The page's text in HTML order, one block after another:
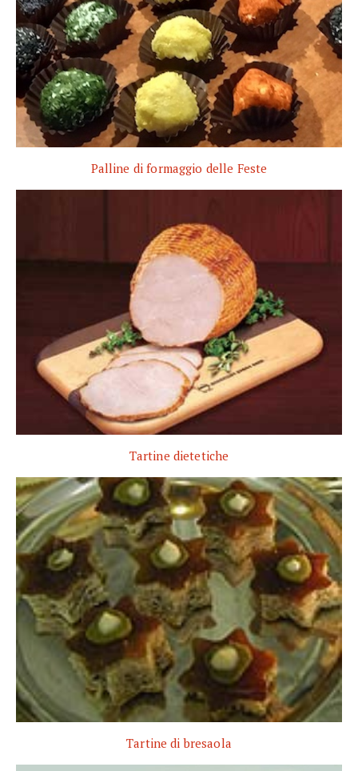
Palline di formaggio delle Feste
Tartine dietetiche
Tartine di bresaola